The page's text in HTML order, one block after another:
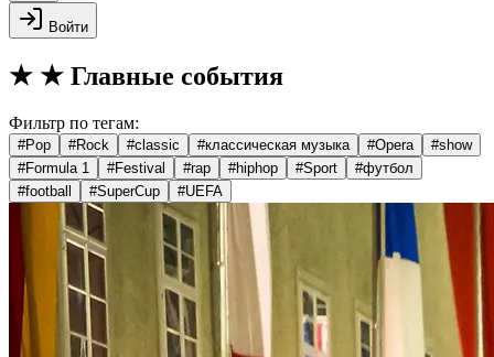
Войти
★ ★ Главные события
Фильтр по тегам:
#Pop #Rock #classic #классическая музыка #Opera #show
#Formula 1 #Festival #rap #hiphop #Sport #футбол
#football #SuperCup #UEFA